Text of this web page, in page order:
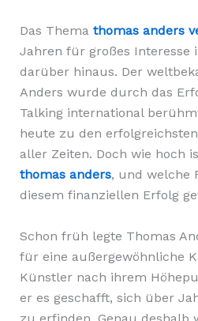
Das Thema thomas anders
Jahren für großes Interesse
darüber hinaus. Der
Anders wurde durch das
Talking international
heute zu den
aller Zeiten. Doch wie hoch
thomas anders, und welche
diesem finanziellen Erfolg
Schon früh legte Thomas
für eine außergewöhnliche
Künstler nach ihrem
er es geschafft, sich über